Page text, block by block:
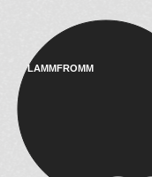
LAMMFROMM​